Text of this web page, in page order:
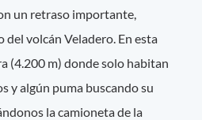
un retraso importante,
del volcán Veladero. En esta
(4.200 m) donde solo habitan
y algún puma buscando su
la camioneta de la